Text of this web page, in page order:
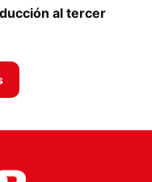
al tercer